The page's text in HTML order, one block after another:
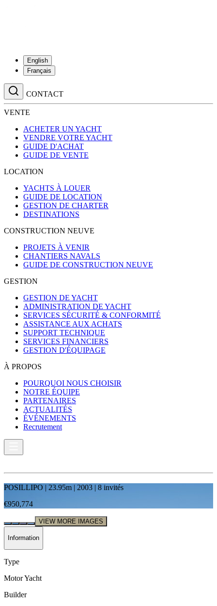
English
Français
CONTACT
VENTE
ACHETER UN YACHT
VENDRE VOTRE YACHT
GUIDE D'ACHAT
GUIDE DE VENTE
LOCATION
YACHTS À LOUER
GUIDE DE LOCATION
GESTION DE CHARTER
DESTINATIONS
CONSTRUCTION NEUVE
PROJETS À VENIR
CHANTIERS NAVALS
GUIDE DE CONSTRUCTION NEUVE
GESTION
GESTION DE YACHT
ADMINISTRATION DE YACHT
SERVICES SÉCURITÉ & CONFORMITÉ
ASSISTANCE AUX ACHATS
SUPPORT TECHNIQUE
SERVICES FINANCIERS
GESTION D'ÉQUIPAGE
À PROPOS
POURQUOI NOUS CHOISIR
NOTRE ÉQUIPE
PARTENAIRES
ACTUALITÉS
ÉVÉNEMENTS
Recrutement
POSILLIPO | 23.95m | 2003 | 8 invités
€950,774
VIEW MORE IMAGES
Information
Type
Motor Yacht
Builder